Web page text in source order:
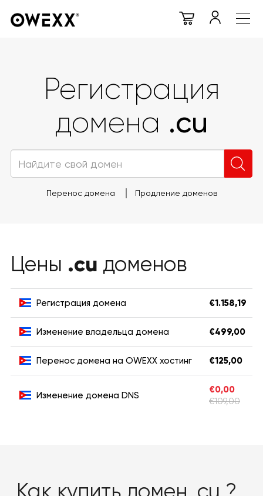
Регистрация
домена .cu
Перенос домена Продление доменов
Цены .cu доменов
Регистрация домена €1.158,19
Изменение владельца домена €499,00
Перенос домена на OWEXX хостинг €125,00
Изменение домена DNS
€0,00
€109,00